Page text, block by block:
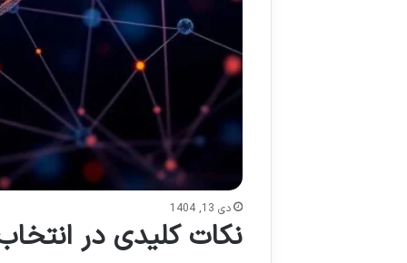
دی 13, 1404
نکات کلیدی در